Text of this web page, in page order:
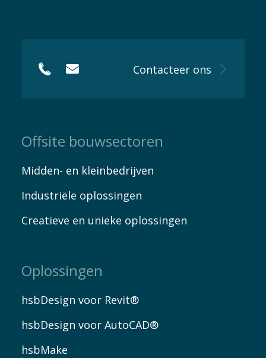
Contacteer ons
Offsite bouwsectoren
Midden- en kleinbedrijven
Industriële oplossingen
Creatieve en unieke oplossingen
Oplossingen
hsbDesign voor Revit®
hsbDesign voor AutoCAD®
hsbMake